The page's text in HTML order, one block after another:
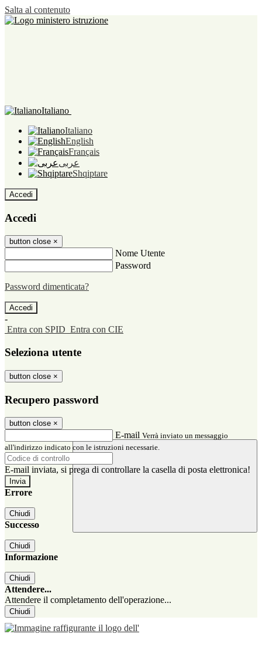
Salta al contenuto
Italiano
Italiano
English
Français
عربى
Shqiptare
Accedi
Accedi
button close ×
Nome Utente
Password
Password dimenticata?
-
Entra con SPID Entra con CIE
Seleziona utente
button close ×
Recupero password
button close ×
E-mail Verrà inviato un messaggio
all'indirizzo indicato con le istruzioni necessarie.
E-mail inviata, si prega di controllare la casella di posta elettronica!
Errore
Chiudi
Successo
Chiudi
Informazione
Chiudi
Attendere...
Attendere il completamento dell'operazione...
Chiudi